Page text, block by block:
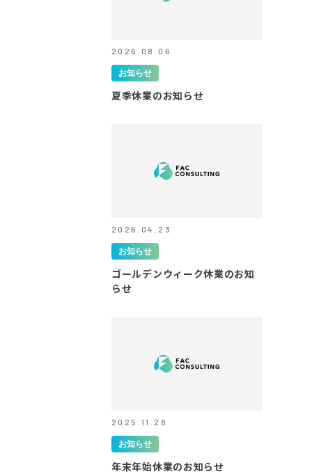
2026.08.06
お知らせ
夏季休業のお知らせ
2026.04.23
お知らせ
ゴールデンウィーク休業のお知
らせ
2025.11.28
お知らせ
年末年始休業のお知らせ